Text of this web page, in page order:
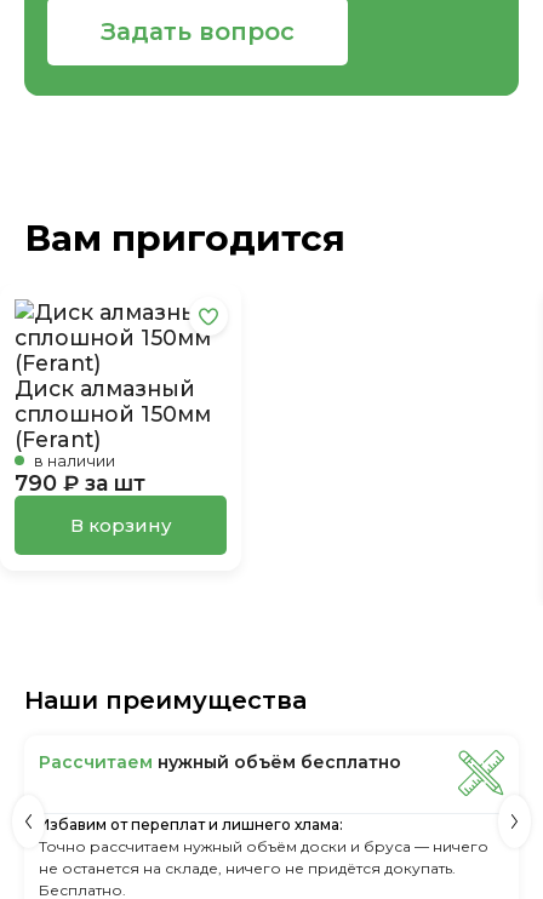
Задать вопрос
Вам пригодится
Диск алмазный
сплошной 150мм
(Ferant)
в наличии
790 ₽ за шт
В корзину
Наши преимущества
Рассчитаем нужный объём бесплатно
Избавим от переплат и лишнего хлама:
Точно рассчитаем нужный объём доски и бруса — ничего
не останется на складе, ничего не придётся докупать.
Бесплатно.